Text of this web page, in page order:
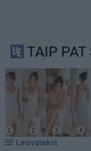
TAIP PAT
Laisvalaikis